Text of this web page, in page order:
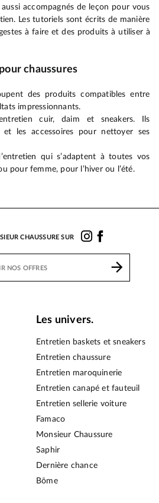
accompagnés de leçon pour vous
Les tutoriels sont écrits de manière
à faire et des produits à utiliser à
chaussures
des produits compatibles entre
impressionnants.
cuir, daim et sneakers. Ils
les accessoires pour nettoyer ses
qui s’adaptent à toutes vos
pour femme, pour l’hiver ou l’été.
CHAUSSURE SUR
Les univers.
Entretien baskets et sneakers
Entretien chaussure
Entretien maroquinerie
Entretien canapé et fauteuil
Entretien sellerie voiture
Famaco
Monsieur Chaussure
Saphir
Dernière chance
Bōme